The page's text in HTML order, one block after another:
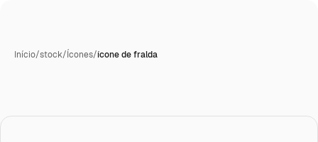
Início/stock/Ícones/ícone de fralda